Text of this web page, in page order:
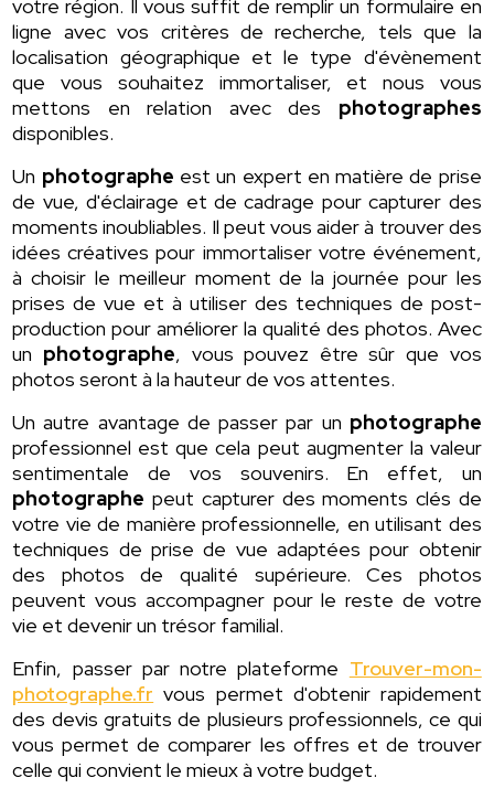
votre région. Il vous suffit de remplir un formulaire en
ligne avec vos critères de recherche, tels que la
localisation géographique et le type d'évènement
que vous souhaitez immortaliser, et nous vous
mettons en relation avec des photographes
disponibles.
Un photographe est un expert en matière de prise
de vue, d'éclairage et de cadrage pour capturer des
moments inoubliables. Il peut vous aider à trouver des
idées créatives pour immortaliser votre événement,
à choisir le meilleur moment de la journée pour les
prises de vue et à utiliser des techniques de post-
production pour améliorer la qualité des photos. Avec
un photographe, vous pouvez être sûr que vos
photos seront à la hauteur de vos attentes.
Un autre avantage de passer par un photographe
professionnel est que cela peut augmenter la valeur
sentimentale de vos souvenirs. En effet, un
photographe peut capturer des moments clés de
votre vie de manière professionnelle, en utilisant des
techniques de prise de vue adaptées pour obtenir
des photos de qualité supérieure. Ces photos
peuvent vous accompagner pour le reste de votre
vie et devenir un trésor familial.
Enfin, passer par notre plateforme Trouver-mon-
photographe.fr vous permet d'obtenir rapidement
des devis gratuits de plusieurs professionnels, ce qui
vous permet de comparer les offres et de trouver
celle qui convient le mieux à votre budget.